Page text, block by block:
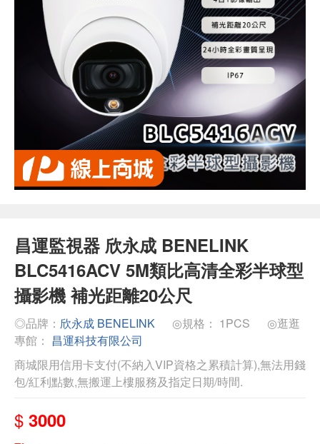
昌運監視器 欣永成 BENELINK
BLC5416ACV 5M類比高清全彩半球型
攝影機 補光距離20公尺
◎品牌： 欣永成 BENELINK ◎規格： 1PCS
◎逛逛
專館： 昌運科技有限公司
商城限用信用卡支付(不納入VIP資格之累積計算),無法用錢
包/紅利點數,無搬運上樓服務及指定日期/時間.
$ 3000